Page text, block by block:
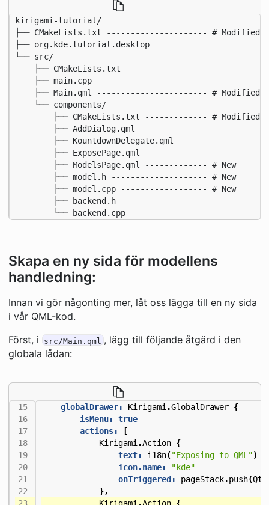
kirigami-tutorial/
├── CMakeLists.txt --------------------- # Modified
├── org.kde.tutorial.desktop
└── src/
    ├── CMakeLists.txt
    ├── main.cpp
    ├── Main.qml ----------------------- # Modified
    └── components/
        ├── CMakeLists.txt ------------- # Modified
        ├── AddDialog.qml
        ├── KountdownDelegate.qml
        ├── ExposePage.qml
        ├── ModelsPage.qml ------------- # New
        ├── model.h -------------------- # New
        ├── model.cpp ------------------ # New
        ├── backend.h
        └── backend.cpp
Skapa en ny sida för modellens
handledning:
Innan vi gör någonting mer, låt oss lägga till en ny sida
i vår QML-kod.
Först, i src/Main.qml , lägg till följande åtgärd i den
globala lådan:
globalDrawer: Kirigami .GlobalDrawer {
isMenu:
true
actions:
[
Kirigami .Action {
text:
i18n("Exposing to QML")
icon.name:
"kde"
onTriggered:
pageStack.push(Qt
},